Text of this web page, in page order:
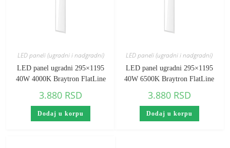
LED paneli (ugradni i nadgradni)
LED panel ugradni 295×1195
40W 4000K Braytron FlatLine
3.880 RSD
Dodaj u korpu
LED paneli (ugradni i nadgradni)
LED panel ugradni 295×1195
40W 6500K Braytron FlatLine
3.880 RSD
Dodaj u korpu